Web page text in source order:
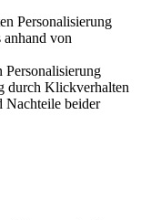
Personalisierung
anhand von
Personalisierung
durch Klickverhalten
Nachteile beider